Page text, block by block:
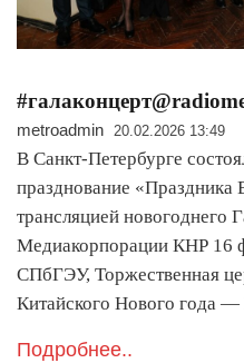
metroadmin 20.02.2026 13:49
В Санкт-Петербурге
празднование «Праздника
трансляцией новогоднего
Медиакорпорации КНР 16
СПбГЭУ, Торжественная
Китайского Нового года
Подробнее..